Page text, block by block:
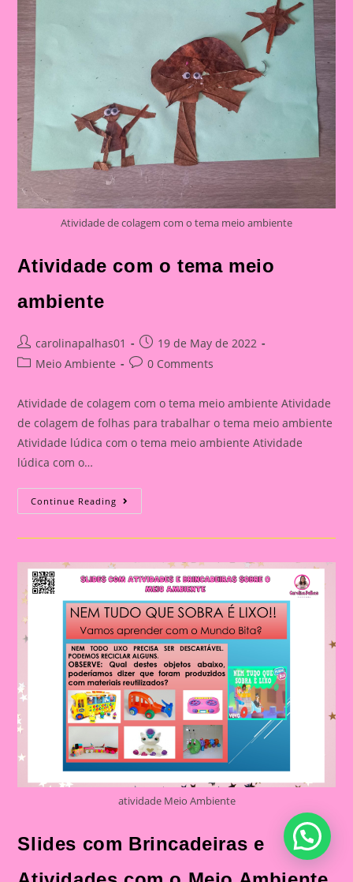
Atividade de colagem com o tema meio ambiente
Atividade com o tema meio
ambiente
Post
author:
carolinapalhas01
Post
published:
19 de May de 2022
PostMeio Ambiente
Post0 Comments
Atividade de colagem com o tema meio ambiente Atividade
de colagem de folhas para trabalhar o tema meio ambiente
Atividade lúdica com o tema meio ambiente Atividade
lúdica com o…
Continue Reading Atividade
Com
Tema
atividade Meio Ambiente
Slides com Brincadeiras e